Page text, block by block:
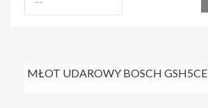
MŁOT UDAROWY BOSCH GSH5CE